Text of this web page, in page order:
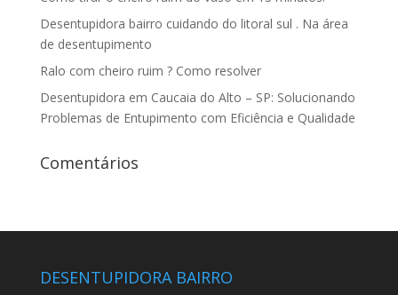
Desentupidora bairro cuidando do litoral sul . Na área
de desentupimento
Ralo com cheiro ruim ? Como resolver
Desentupidora em Caucaia do Alto – SP: Solucionando
Problemas de Entupimento com Eficiência e Qualidade
Comentários
DESENTUPIDORA BAIRRO